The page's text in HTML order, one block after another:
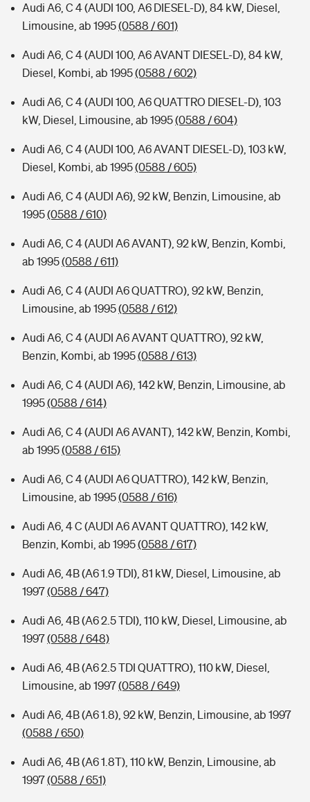
Audi A6, C 4 (AUDI 100, A6 DIESEL-D), 84 kW, Diesel,
Limousine, ab 1995(0588 / 601)
Audi A6, C 4 (AUDI 100, A6 AVANT DIESEL-D), 84 kW,
Diesel, Kombi, ab 1995(0588 / 602)
Audi A6, C 4 (AUDI 100, A6 QUATTRO DIESEL-D), 103
kW, Diesel, Limousine, ab 1995(0588 / 604)
Audi A6, C 4 (AUDI 100, A6 AVANT DIESEL-D), 103 kW,
Diesel, Kombi, ab 1995(0588 / 605)
Audi A6, C 4 (AUDI A6), 92 kW, Benzin, Limousine, ab
1995(0588 / 610)
Audi A6, C 4 (AUDI A6 AVANT), 92 kW, Benzin, Kombi,
ab 1995(0588 / 611)
Audi A6, C 4 (AUDI A6 QUATTRO), 92 kW, Benzin,
Limousine, ab 1995(0588 / 612)
Audi A6, C 4 (AUDI A6 AVANT QUATTRO), 92 kW,
Benzin, Kombi, ab 1995(0588 / 613)
Audi A6, C 4 (AUDI A6), 142 kW, Benzin, Limousine, ab
1995(0588 / 614)
Audi A6, C 4 (AUDI A6 AVANT), 142 kW, Benzin, Kombi,
ab 1995(0588 / 615)
Audi A6, C 4 (AUDI A6 QUATTRO), 142 kW, Benzin,
Limousine, ab 1995(0588 / 616)
Audi A6, 4 C (AUDI A6 AVANT QUATTRO), 142 kW,
Benzin, Kombi, ab 1995(0588 / 617)
Audi A6, 4B (A6 1.9 TDI), 81 kW, Diesel, Limousine, ab
1997(0588 / 647)
Audi A6, 4B (A6 2.5 TDI), 110 kW, Diesel, Limousine, ab
1997(0588 / 648)
Audi A6, 4B (A6 2.5 TDI QUATTRO), 110 kW, Diesel,
Limousine, ab 1997(0588 / 649)
Audi A6, 4B (A6 1.8), 92 kW, Benzin, Limousine, ab 1997
(0588 / 650)
Audi A6, 4B (A6 1.8T), 110 kW, Benzin, Limousine, ab
1997(0588 / 651)